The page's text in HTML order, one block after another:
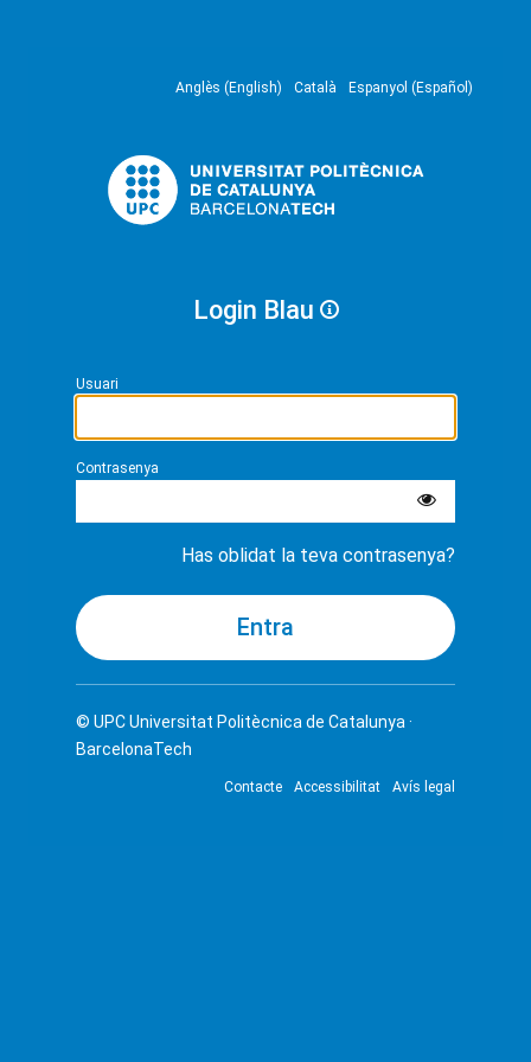
Anglès (English) Català Espanyol (Español)
Login Blau
Usuari
Contrasenya
Has oblidat la teva contrasenya?
© UPCUniversitat Politècnica de Catalunya ·
BarcelonaTech
Contacte Accessibilitat Avís legal